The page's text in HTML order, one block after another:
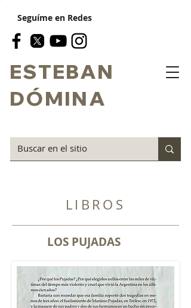
ESTEBAN
DÓMINA
Seguíme en Redes
LIBROS
LOS PUJADAS